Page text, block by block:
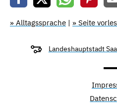
» Alltagssprache | » Seite
Landeshauptstadt